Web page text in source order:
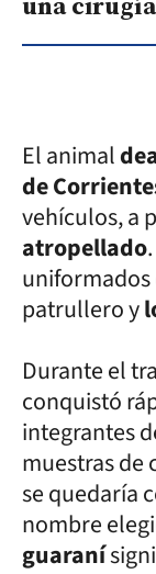
El animal
de
vehículos, a
atropellado
patrullero y
Durante el
conquistó
integrantes
muestras de
se quedaría
nombre
guaraní